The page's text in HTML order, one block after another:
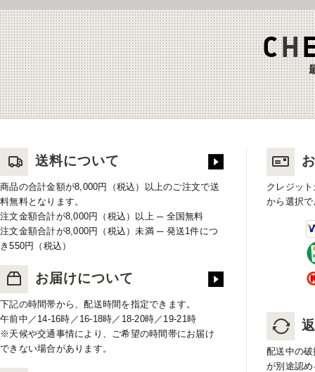
送料について
商品の合計金額が8,000円（税込）以上のご注文で送
料無料となります。
注文金額合計が8,000円（税込）以上 ─ 全国無料
注文金額合計が8,000円（税込）未満 ─ 発送1件につ
き550円（税込）
お届けについて
下記の時間帯から、配送時間を指定できます。
午前中／14-16時／16-18時／18-20時／19-21時
※天候や交通事情により、ご希望の時間帯にお届け
できない場合があります。
クレジッ
から選択
配送中の
が別途認